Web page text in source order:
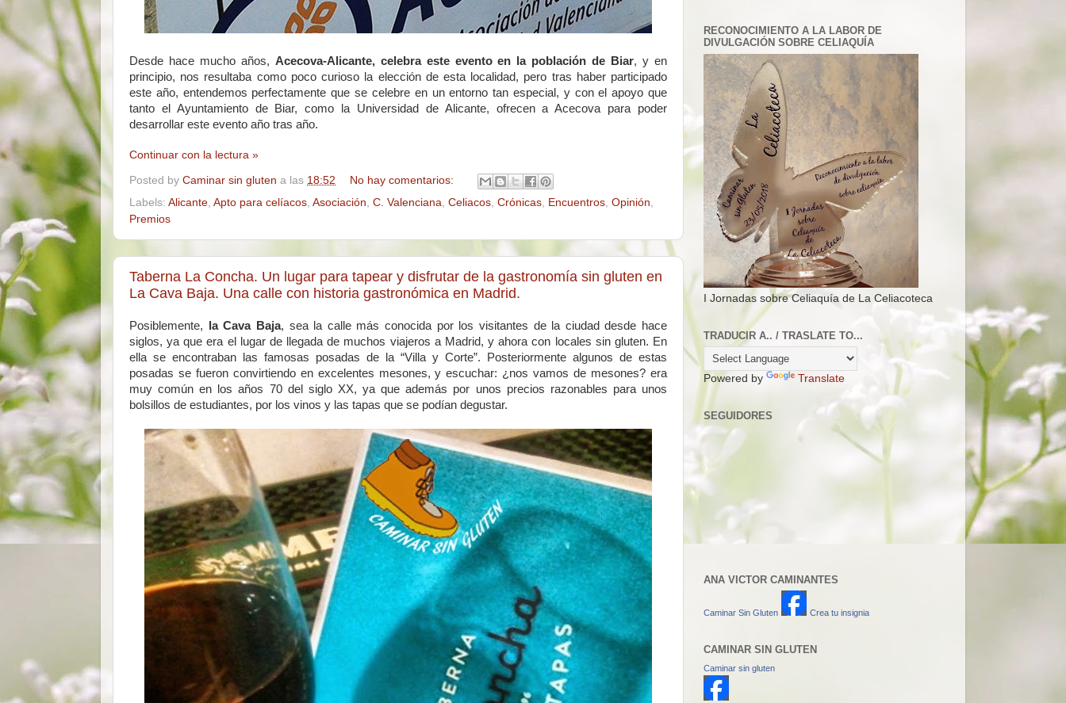
Desde hace mucho años, Acecova-Alicante, celebra este evento en la población de Biar, y en
principio, nos resultaba como poco curioso la elección de esta localidad, pero tras haber participado
este año, entendemos perfectamente que se celebre en un entorno tan especial, y con el apoyo que
tanto el Ayuntamiento de Biar, como la Universidad de Alicante, ofrecen a Acecova para poder
desarrollar este evento año tras año.
Continuar con la lectura »
Posted by Caminar sin gluten a las 18:52
No hay comentarios:
Labels: Alicante Apto para celíacos Asociación C. Valenciana Celiacos Crónicas Encuentros Opinión
Premios
Taberna La Concha. Un lugar para tapear y disfrutar de la gastronomía sin gluten en
La Cava Baja. Una calle con historia gastronómica en Madrid.
Posiblemente, la Cava Baja, sea la calle más conocida por los visitantes de la ciudad desde hace
siglos, ya que era el lugar de llegada de muchos viajeros a Madrid, y ahora con locales sin gluten. En
ella se encontraban las famosas posadas de la “Villa y Corte”. Posteriormente algunos de estas
posadas se fueron convirtiendo en excelentes mesones, y escuchar: ¿nos vamos de mesones? era
muy común en los años 70 del siglo XX, ya que además por unos precios razonables para unos
bolsillos de estudiantes, por los vinos y las tapas que se podían degustar.
RECONOCIMIENTO A LA LABOR DE
DIVULGACIÓN SOBRE CELIAQUÍA
I Jornadas sobre Celiaquía de La Celiacoteca
TRADUCIR A.. / TRASLATE TO...
Powered by Translate
SEGUIDORES
ANA VICTOR CAMINANTES
Caminar Sin Gluten Crea tu insignia
CAMINAR SIN GLUTEN
Caminar sin gluten